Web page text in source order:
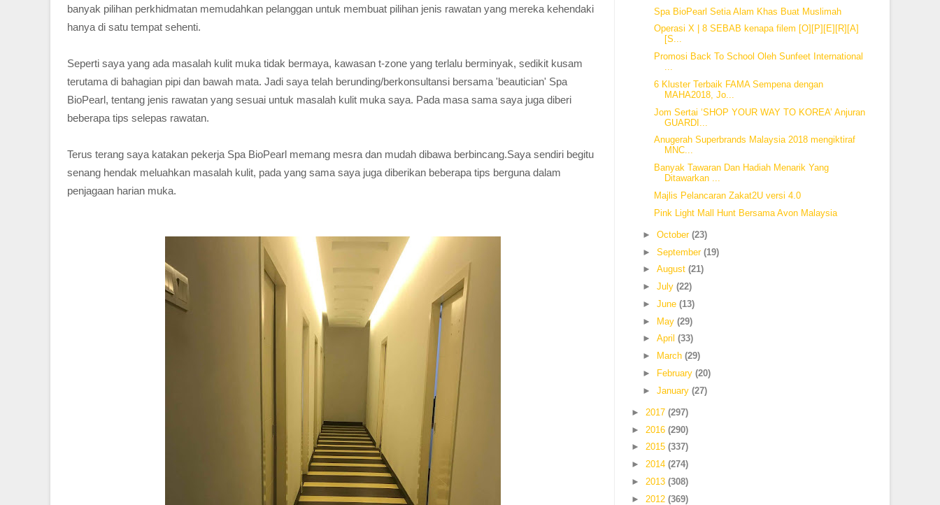
banyak pilihan perkhidmatan memudahkan pelanggan untuk membuat pilihan jenis rawatan yang mereka kehendaki
hanya di satu tempat sehenti.
Seperti saya yang ada masalah kulit muka tidak bermaya, kawasan t-zone yang terlalu berminyak, sedikit kusam
terutama di bahagian pipi dan bawah mata. Jadi saya telah berunding/berkonsultansi bersama 'beautician' Spa
BioPearl, tentang jenis rawatan yang sesuai untuk masalah kulit muka saya. Pada masa sama saya juga diberi
beberapa tips selepas rawatan.
Terus terang saya katakan pekerja Spa BioPearl memang mesra dan mudah dibawa berbincang.Saya sendiri begitu
senang hendak meluahkan masalah kulit, pada yang sama saya juga diberikan beberapa tips berguna dalam
penjagaan harian muka.
Spa BioPearl Setia Alam Khas Buat Muslimah
Operasi X | 8 SEBAB kenapa filem [O][P][E][R][A]
[S...
Promosi Back To School Oleh Sunfeet International
...
6 Kluster Terbaik FAMA Sempena dengan
MAHA2018, Jo...
Jom Sertai ‘SHOP YOUR WAY TO KOREA’ Anjuran
GUARDI...
Anugerah Superbrands Malaysia 2018 mengiktiraf
MNC...
Banyak Tawaran Dan Hadiah Menarik Yang
Ditawarkan ...
Majlis Pelancaran Zakat2U versi 4.0
Pink Light Mall Hunt Bersama Avon Malaysia
► October (23)
► September (19)
► August (21)
► July (22)
► June (13)
► May (29)
► April (33)
►
March (29)
►
February (20)
► January (27)
► 2017(297)
► 2016(290)
►2015(337)
►2014(274)
► 2013(308)
► 2012(369)